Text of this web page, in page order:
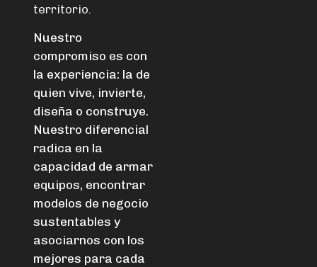
territorio.
Nuestro
compromiso es con
la experiencia: la de
quien vive, invierte,
diseña o construye.
Nuestro diferencial
radica en la
capacidad de armar
equipos, encontrar
modelos de negocio
sustentablesy
asociarnos con los
mejores para cada